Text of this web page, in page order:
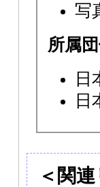
写
所属
日
日
＜関